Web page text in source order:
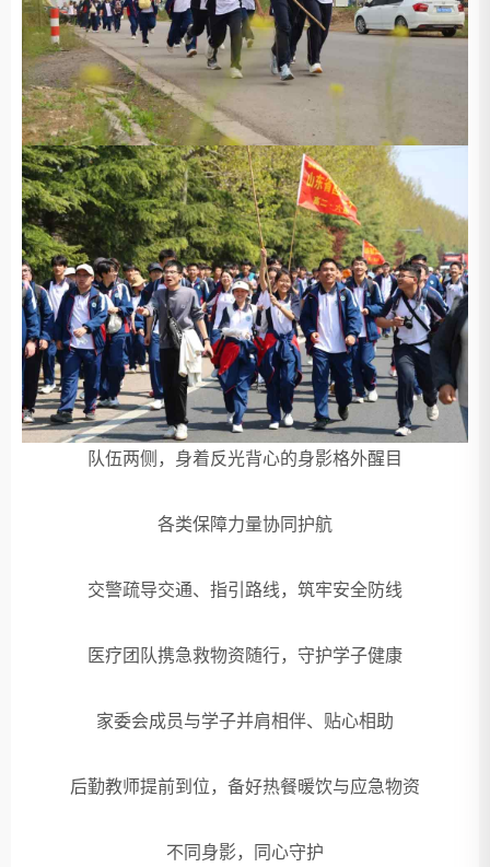
队伍两侧，身着反光背心的身影格外醒目
各类保障力量协同护航
交警疏导交通、指引路线，筑牢安全防线
医疗团队携急救物资随行，守护学子健康
家委会成员与学子并肩相伴、贴心相助
后勤教师提前到位，备好热餐暖饮与应急物资
不同身影，同心守护